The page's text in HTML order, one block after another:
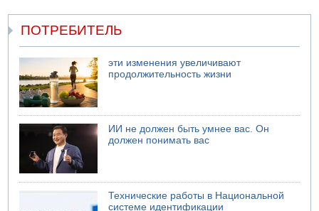
ПОТРЕБИТЕЛЬ
эти изменения увеличивают
продолжительность жизни
ИИ не должен быть умнее вас. Он
должен понимать вас
Технические работы в Национальной
системе идентификации